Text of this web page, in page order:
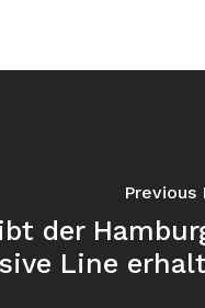
Previous
der
Line